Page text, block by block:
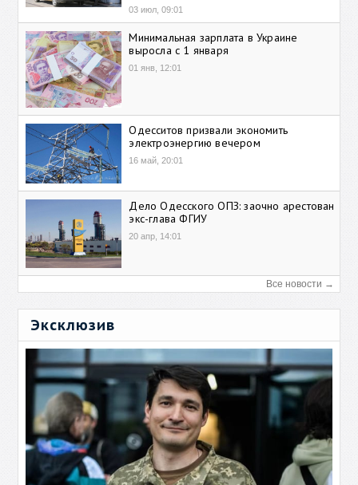
03 июл, 09:01
Минимальная зарплата в Украине
выросла с 1 января
01 янв, 12:01
Одесситов призвали экономить
электроэнергию вечером
16 май, 20:01
Дело Одесского ОПЗ: заочно арестован
экс-глава ФГИУ
20 апр, 14:01
Все новости →
Эксклюзив